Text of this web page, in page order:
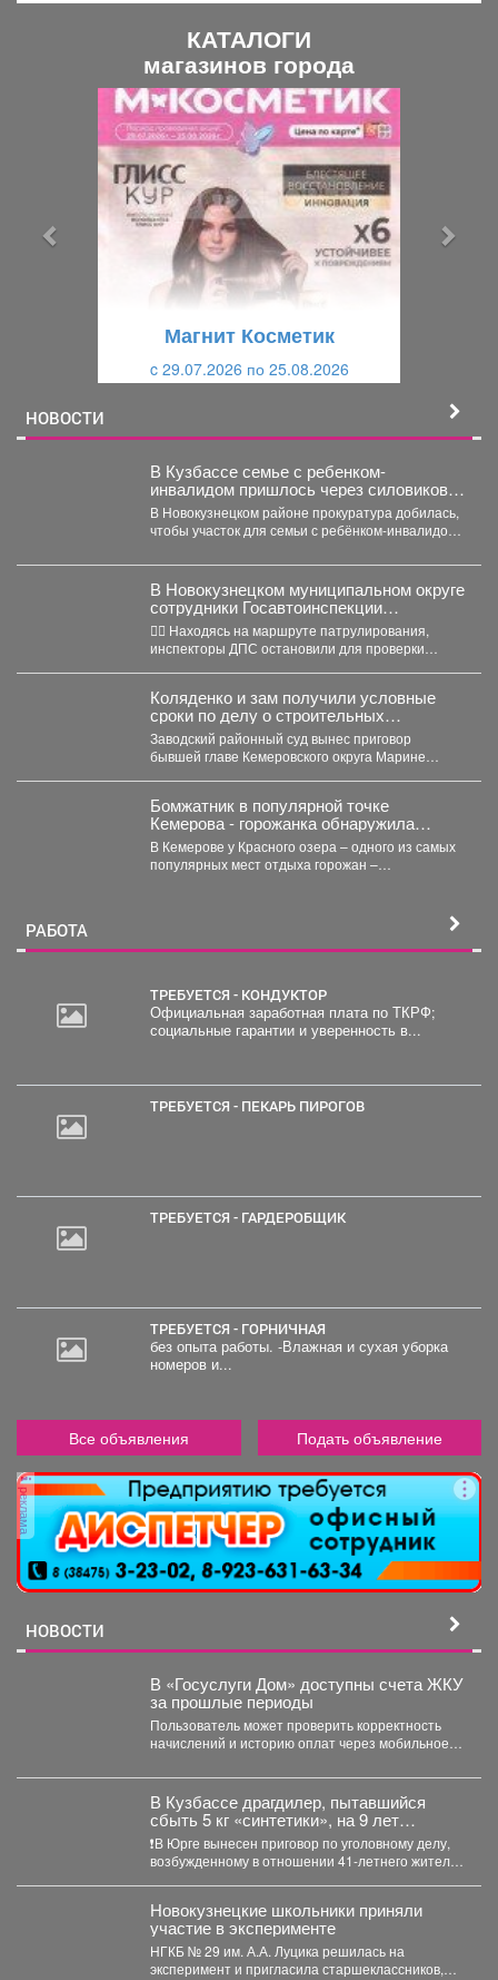
КАТАЛОГИ
магазинов города
Магнит Косметик
c 29.07.2026 по 25.08.2026
НОВОСТИ
В Кузбассе семье с ребенком-
инвалидом пришлось через силовиков
просить воду в дом
В Новокузнецком районе прокуратура добилась,
чтобы участок для семьи с ребёнком-инвалидом
В Новокузнецком муниципальном округе
сотрудники Госавтоинспекции
задержали нетрезвого водителя,
повторно севшего за руль в состоянии
опьянения
👮‍♂ Находясь на маршруте патрулирования,
инспекторы ДПС остановили для проверки
Коляденко и зам получили условные
сроки по делу о строительных
махинациях
Заводский районный суд вынес приговор
бывшей главе Кемеровского округа Марине
Бомжатник в популярной точке
Кемерова - горожанка обнаружила
жуткий объект на Красном озере
В Кемерове у Красного озера – одного из самых
популярных мест отдыха горожан –
РАБОТА
ТРЕБУЕТСЯ - КОНДУКТОР
Официальная заработная плата по ТКРФ;
социальные гарантии и уверенность в...
ТРЕБУЕТСЯ - ПЕКАРЬ ПИРОГОВ
ТРЕБУЕТСЯ - ГАРДЕРОБЩИК
ТРЕБУЕТСЯ - ГОРНИЧНАЯ
без опыта работы. -Влажная и сухая уборка
номеров и...
Все объявления Подать объявление
реклама
НОВОСТИ
В «Госуслуги Дом» доступны счета ЖКУ
за прошлые периоды
Пользователь может проверить корректность
начислений и историю оплат через мобильное
В Кузбассе драгдилер, пытавшийся
сбыть 5 кг «синтетики», на 9 лет
отправится в колонию строгого режима
❗В Юрге вынесен приговор по уголовному делу,
возбужденному в отношении 41-летнего жителя
Новокузнецкие школьники приняли
участие в эксперименте
НГКБ № 29 им. А.А. Луцика решилась на
эксперимент и пригласила старшеклассников,